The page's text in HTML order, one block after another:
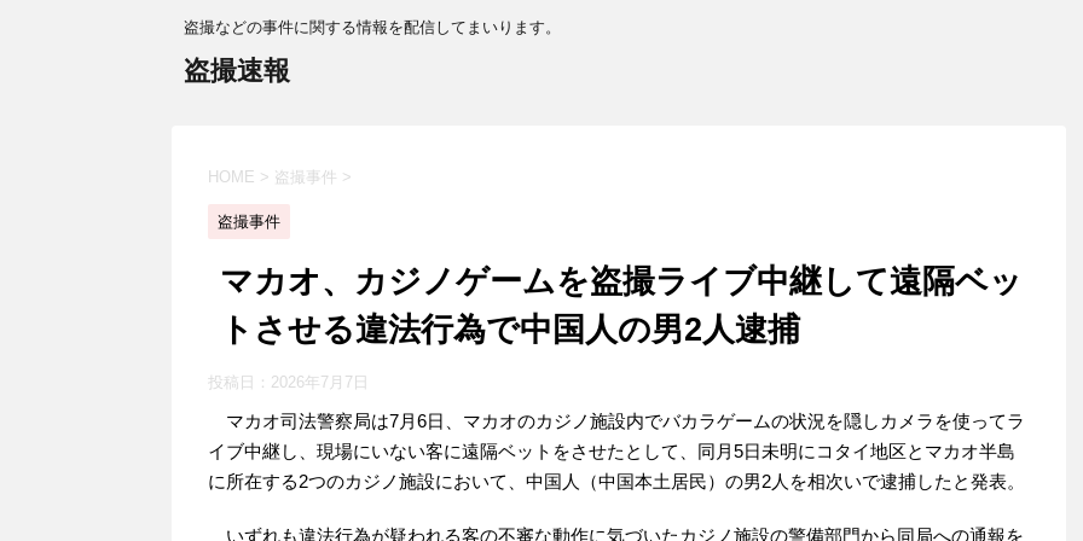
盗撮などの事件に関する情報を配信してまいります。
盗撮速報
HOME > 盗撮事件 >
盗撮事件
マカオ、カジノゲームを盗撮ライブ中継して遠隔ベッ
トさせる違法行為で中国人の男2人逮捕
投稿日： 2026年7月7日
マカオ司法警察局は7月6日、マカオのカジノ施設内でバカラゲームの状況を隠しカメラを使ってラ
イブ中継し、現場にいない客に遠隔ベットをさせたとして、同月5日未明にコタイ地区とマカオ半島
に所在する2つのカジノ施設において、中国人（中国本土居民）の男2人を相次いで逮捕したと発表。
いずれも違法行為が疑われる客の不審な動作に気づいたカジノ施設の警備部門から同局への通報を